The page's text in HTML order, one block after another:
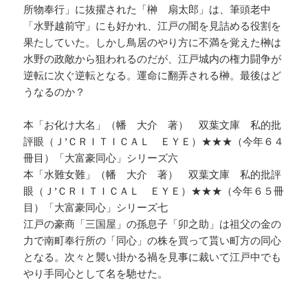
所物奉行」に抜擢された「榊 扇太郎」は、筆頭老中
「水野越前守」にも好かれ、江戸の闇を見詰める役割を
果たしていた。しかし鳥居のやり方に不満を覚えた榊は
水野の政敵から狙われるのだが、江戸城内の権力闘争が
逆転に次ぐ逆転となる。運命に翻弄される榊。最後はど
うなるのか？
本「お化け大名」（幡 大介 著） 双葉文庫 私的批
評眼（Ｊ’ＣＲＩＴＩＣＡＬ ＥＹＥ）★★★（今年６４
冊目）「大富豪同心」シリーズ六
本「水難女難」（幡 大介 著） 双葉文庫 私的批評
眼（Ｊ’ＣＲＩＴＩＣＡＬ ＥＹＥ）★★★（今年６５冊
目）「大富豪同心」シリーズ七
江戸の豪商「三国屋」の孫息子「卯之助」は祖父の金の
力で南町奉行所の「同心」の株を買って貰い町方の同心
となる。次々と襲い掛かる禍を見事に裁いて江戸中でも
やり手同心として名を馳せた。